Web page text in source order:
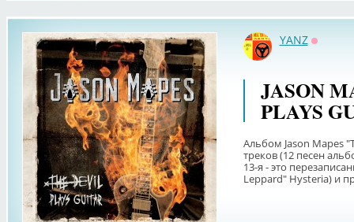
YANZ
JASON
PLAYS
Альбом Jason Mapes
треков (12 песен
13-я - это
Leppard" Hysteria) и